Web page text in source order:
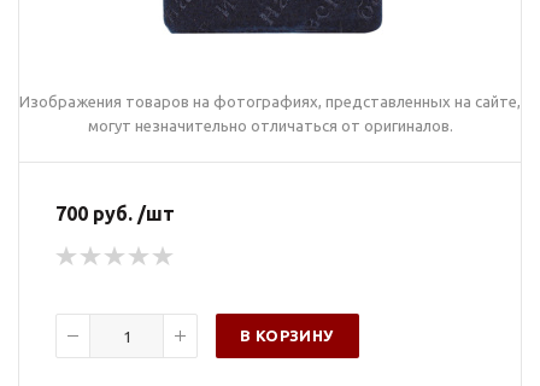
Изображения товаров на фотографиях, представленных на сайте,
могут незначительно отличаться от оригиналов.
700 руб. /шт
В КОРЗИНУ